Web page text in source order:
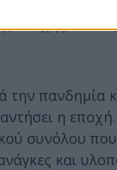
εποχής,
την πανδημία
η
συνόλου που
και